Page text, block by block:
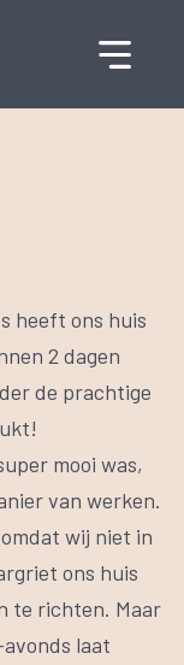
heeft ons huis
2 dagen
de prachtige
mooi was,
van werken.
wij niet in
ons huis
te richten. Maar
laat